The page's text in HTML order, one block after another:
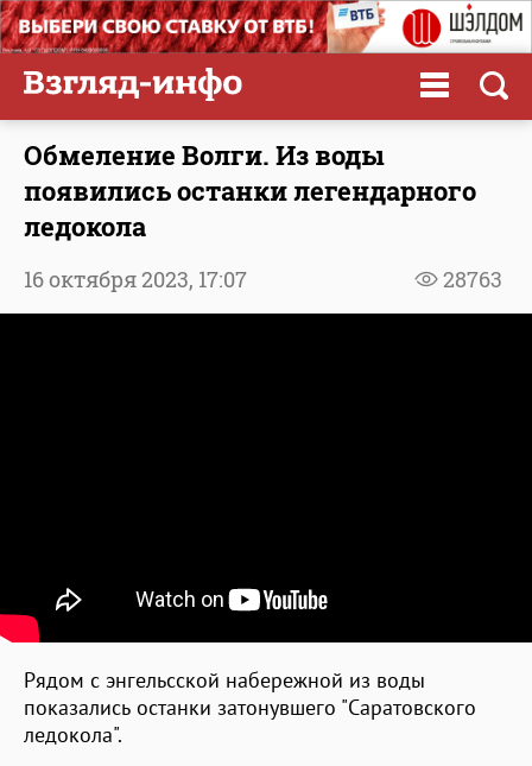
Обмеление Волги. Из воды
появились останки легендарного
ледокола
28763
16 октября 2023, 17:07
Рядом с энгельсской набережной из воды
показались останки затонувшего "Саратовского
ледокола".